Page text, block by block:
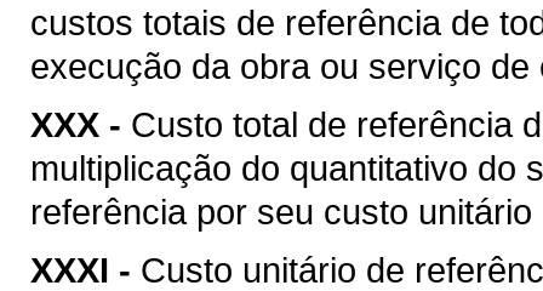
custos totais de referência de
execução da obra ou serviço
XXX - Custo total de referência
multiplicação do quantitativo do
referência por seu custo
XXXI - Custo unitário de